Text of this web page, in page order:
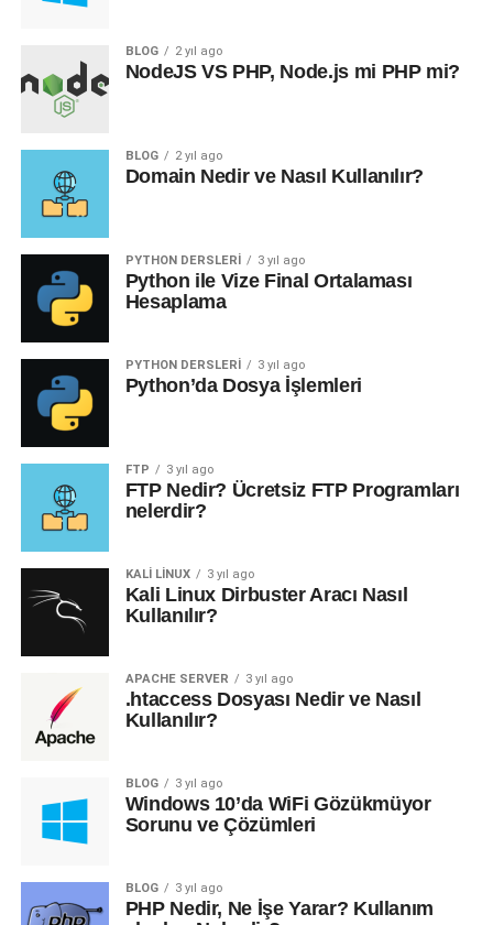
BLOG 2 yıl ago
NodeJS VS PHP, Node.js mi PHP mi?
BLOG 2 yıl ago
Domain Nedir ve Nasıl Kullanılır?
PYTHON DERSLERI 3 yıl ago
Python ile Vize Final Ortalaması
Hesaplama
PYTHON DERSLERI 3 yıl ago
Python’da Dosya İşlemleri
FTP 3 yıl ago
FTP Nedir? Ücretsiz FTP Programları
nelerdir?
KALI LINUX 3 yıl ago
Kali Linux Dirbuster Aracı Nasıl
Kullanılır?
APACHE SERVER 3 yıl ago
.htaccess Dosyası Nedir ve Nasıl
Kullanılır?
BLOG 3 yıl ago
Windows 10’da WiFi Gözükmüyor
Sorunu ve Çözümleri
BLOG 3 yıl ago
PHP Nedir, Ne İşe Yarar? Kullanım